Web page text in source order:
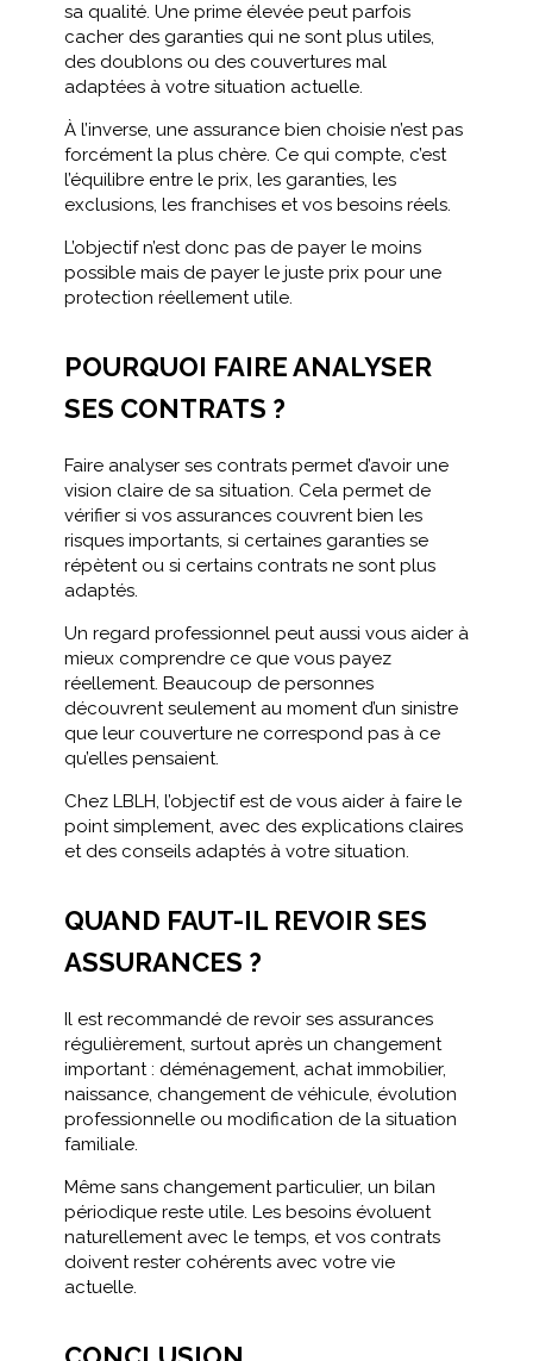
sa qualité. Une prime élevée peut parfois
cacher des garanties qui ne sont plus utiles,
des doublons ou des couvertures mal
adaptées à votre situation actuelle.
À l’inverse, une assurance bien choisie n’est pas
forcément la plus chère. Ce qui compte, c’est
l’équilibre entre le prix, les garanties, les
exclusions, les franchises et vos besoins réels.
L’objectif n’est donc pas de payer le moins
possible mais de payer le juste prix pour une
protection réellement utile.
POURQUOI FAIRE ANALYSER
SES CONTRATS ?
Faire analyser ses contrats permet d’avoir une
vision claire de sa situation. Cela permet de
vérifier si vos assurances couvrent bien les
risques importants, si certaines garanties se
répètent ou si certains contrats ne sont plus
adaptés.
Un regard professionnel peut aussi vous aider à
mieux comprendre ce que vous payez
réellement. Beaucoup de personnes
découvrent seulement au moment d’un sinistre
que leur couverture ne correspond pas à ce
qu’elles pensaient.
Chez LBLH, l’objectif est de vous aider à faire le
point simplement, avec des explications claires
et des conseils adaptés à votre situation.
QUAND FAUT-IL REVOIR SES
ASSURANCES ?
Il est recommandé de revoir ses assurances
régulièrement, surtout après un changement
important : déménagement, achat immobilier,
naissance, changement de véhicule, évolution
professionnelle ou modification de la situation
familiale.
Même sans changement particulier, un bilan
périodique reste utile. Les besoins évoluent
naturellement avec le temps, et vos contrats
doivent rester cohérents avec votre vie
actuelle.